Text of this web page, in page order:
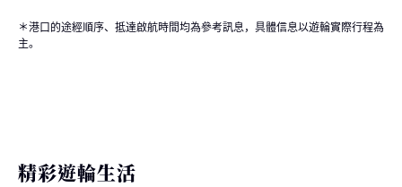
＊港口的途經順序、抵達啟航時間均為參考訊息，具體信息以遊輪實際行程為
主。
精彩遊輪生活